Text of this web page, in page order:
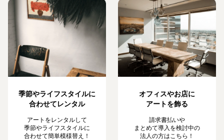
季節やライフスタイルに
合わせてレンタル
アートをレンタルして
季節やライフスタイルに
合わせて簡単模様替え！
オフィスやお店に
アートを飾る
請求書払いや
まとめて導入を検討中の
法人の方はこちら！